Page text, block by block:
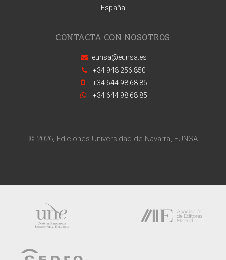
España
CONTACTA CON NOSOTROS
eunsa@eunsa.es
+34 948 256 850
+34 644 98 68 85
+34 644 98 68 85
© 2026, Ediciones Universidad de Navarra, EUNSA